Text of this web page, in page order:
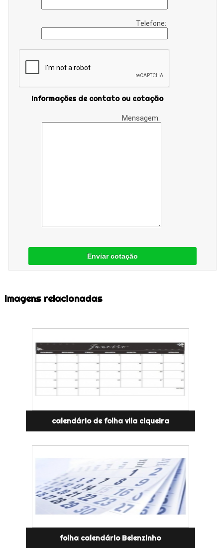
Telefone:
Informações de contato ou cotação
Mensagem:
Enviar cotação
Imagens relacionadas
calendário de folha vila ciqueira
folha calendário Belenzinho